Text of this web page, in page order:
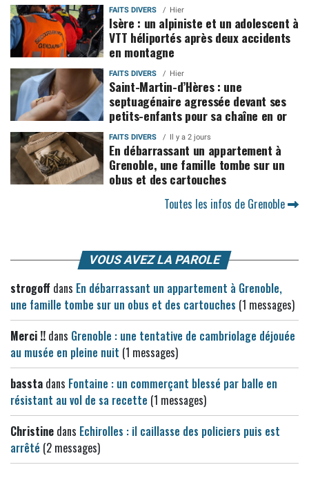
FAITS DIVERS Hier
Isère : un alpiniste et un adolescent à
VTT héliportés après deux accidents
en montagne
FAITS DIVERS Hier
Saint-Martin-d’Hères : une
septuagénaire agressée devant ses
petits-enfants pour sa chaîne en or
FAITS DIVERS Il y a 2 jours
En débarrassant un appartement à
Grenoble, une famille tombe sur un
obus et des cartouches
Toutes les infos de Grenoble
VOUS AVEZ LA PAROLE
strogoff dans En débarrassant un appartement à Grenoble,
une famille tombe sur un obus et des cartouches (1 messages)
Merci !! dans Grenoble : une tentative de cambriolage déjouée
au musée en pleine nuit (1 messages)
bassta dans Fontaine : un commerçant blessé par balle en
résistant au vol de sa recette (1 messages)
Christine dans Echirolles : il caillasse des policiers puis est
arrêté (2 messages)